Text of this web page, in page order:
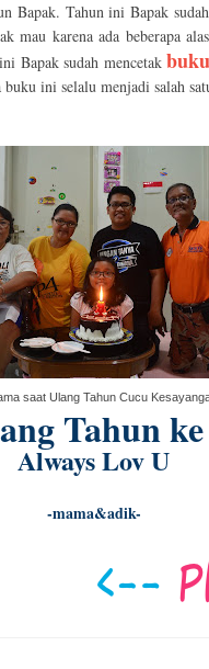
Bapak. Tahun ini Bapak
mau karena ada beberapa
Bapak sudah mencetak buku
ini selalu menjadi salah
saat Ulang Tahun Cucu
Tahun
Always Lov U
-mama&adik-